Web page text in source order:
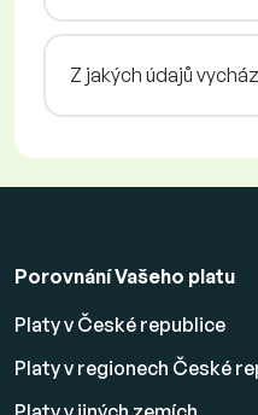
Z jakých údajů
Porovnání Vašeho platu
Platy v České republice
Platy v regionech České